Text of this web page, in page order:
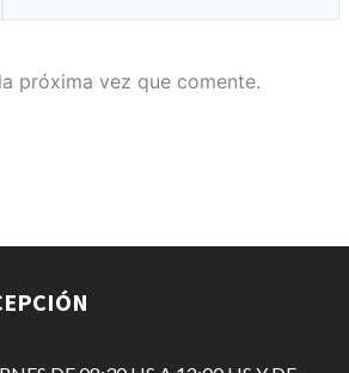
próxima vez que comente.